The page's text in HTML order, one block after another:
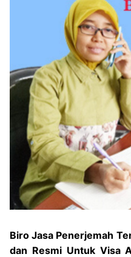
Biro Jasa Penerjemah
dan Resmi Untuk Visa